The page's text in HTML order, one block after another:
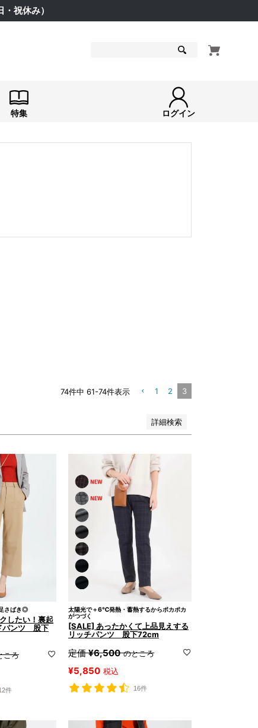
祝休み）
特集 ログイン
74件中 61-74件表示 1 2 3
詳細検索
さばき◎
したい！裏起
パンツ 股下
ころ
件
太陽光で＋6℃発熱・蓄熱するからポカポカ
がつづく
[SALE] あったかくて上品見えする
リッチパンツ 股下72cm
定価 ¥6,500 のところ
¥5,850 税込
16件